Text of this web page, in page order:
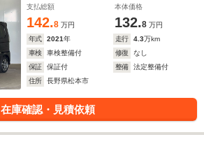
支払総額
142.8 万円
本体価格
132.8 万円
年式
2021年 走行 4.3万km
車検
車検整備付 修復
なし
保証
保証付 整備
法定整備付
住所
長野県松本市
在庫確認・見積依頼